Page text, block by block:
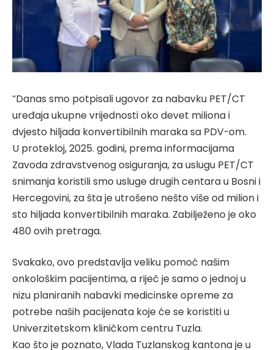
“Danas smo potpisali ugovor za nabavku PET/CT
uređaja ukupne vrijednosti oko devet miliona i
dvjesto hiljada konvertibilnih maraka sa PDV-om.
U protekloj, 2025. godini, prema informacijama
Zavoda zdravstvenog osiguranja, za uslugu PET/CT
snimanja koristili smo usluge drugih centara u Bosni i
Hercegovini, za šta je utrošeno nešto više od milion i
sto hiljada konvertibilnih maraka. Zabilježeno je oko
480 ovih pretraga.
Svakako, ovo predstavlja veliku pomoć našim
onkološkim pacijentima, a riječ je samo o jednoj u
nizu planiranih nabavki medicinske opreme za
potrebe naših pacijenata koje će se koristiti u
Univerzitetskom kliničkom centru Tuzla.
Kao što je poznato, Vlada Tuzlanskog kantona je u